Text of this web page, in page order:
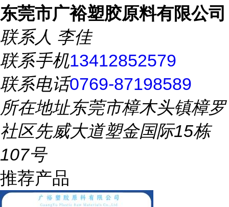
东莞市广裕塑胶原料有限公司
联系人 李佳
联系手机13412852579
联系电话0769-87198589
所在地址东莞市樟木头镇樟罗
社区先威大道塑金国际15栋
107号
推荐产品